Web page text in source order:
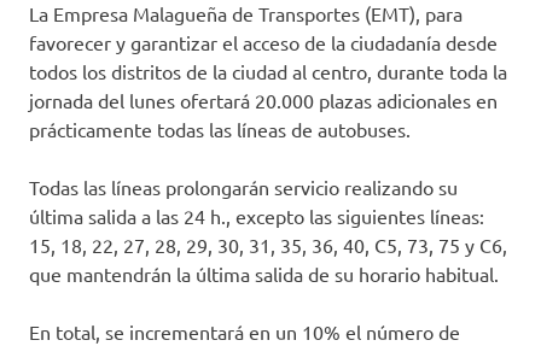
La Empresa Malagueña de Transportes (EMT), para
favorecer y garantizar el acceso de la ciudadanía desde
todos los distritos de la ciudad al centro, durante toda la
jornada del lunes ofertará 20.000 plazas adicionales en
prácticamente todas las líneas de autobuses.
Todas las líneas prolongarán servicio realizando su
última salida a las 24 h., excepto las siguientes líneas:
15, 18, 22, 27, 28, 29, 30, 31, 35, 36, 40, C5, 73, 75 y C6,
que mantendrán la última salida de su horario habitual.
En total, se incrementará en un 10% el número de